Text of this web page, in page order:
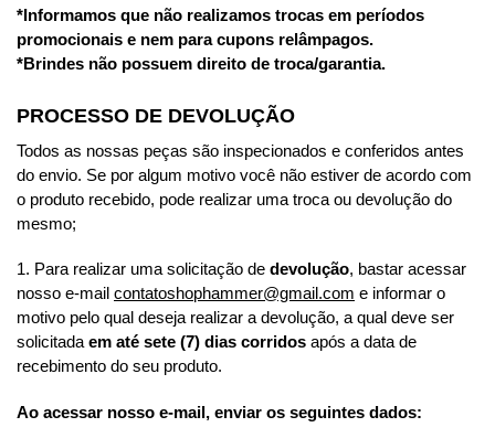
*Informamos que não realizamos trocas em períodos
promocionais e nem para cupons relâmpagos.
*Brindes não possuem direito de troca/garantia.
PROCESSO DE DEVOLUÇÃO
Todos as nossas peças são inspecionados e conferidos antes
do envio. Se por algum motivo você não estiver de acordo com
o produto recebido, pode realizar uma troca ou devolução do
mesmo;
1. Para realizar uma solicitação de devolução, bastar acessar
nosso e-mail contatoshophammer@gmail.com e informar o
motivo pelo qual deseja realizar a devolução, a qual deve ser
solicitada em até sete (7) dias corridos após a data de
recebimento do seu produto.
Ao acessar nosso e-mail, enviar os seguintes dados: